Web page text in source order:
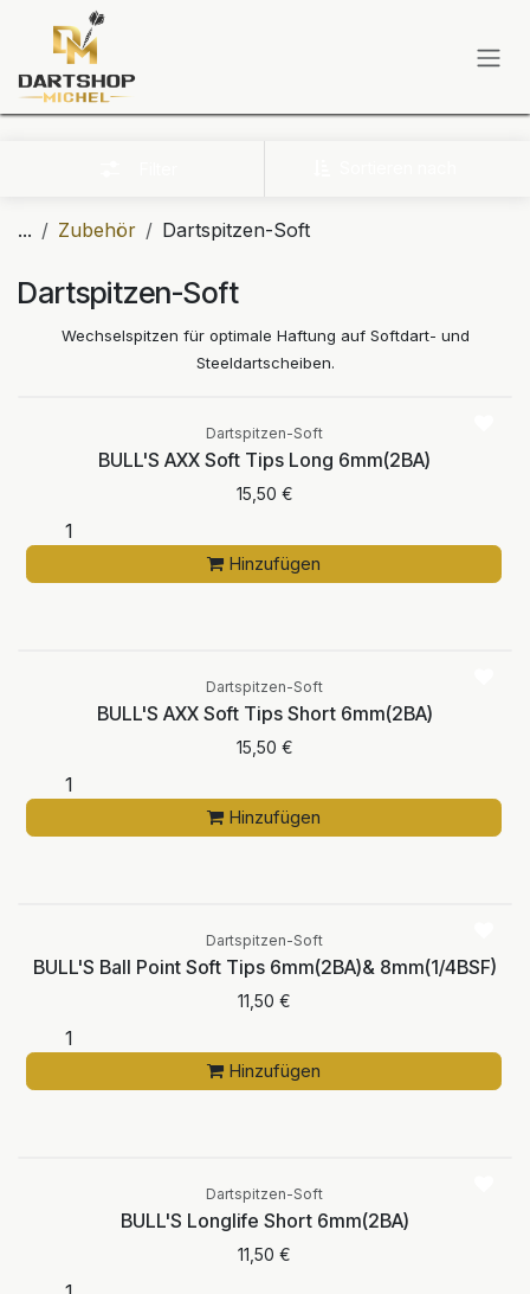
Zum Inhalt springen
... Zubehör Dartspitzen-Soft
Dartspitzen-Soft
Wechselspitzen für optimale Haftung auf Softdart- und
Steeldartscheiben.
Dartspitzen-Soft
BULL'S AXX Soft Tips Long 6mm(2BA)
15,50 €
Hinzufügen
Dartspitzen-Soft
BULL'S AXX Soft Tips Short 6mm(2BA)
15,50 €
Hinzufügen
Dartspitzen-Soft
BULL'S Ball Point Soft Tips 6mm(2BA)& 8mm(1/4BSF)
11,50 €
Hinzufügen
Dartspitzen-Soft
BULL'S Longlife Short 6mm(2BA)
11,50 €